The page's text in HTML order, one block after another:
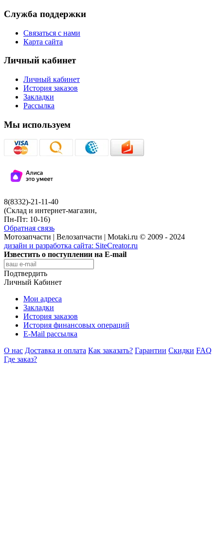
Служба поддержки
Связаться с нами
Карта сайта
Личный кабинет
Личный кабинет
История заказов
Закладки
Рассылка
Мы используем
8(8332)-21-11-40
(Склад и интернет-магазин,
Пн-Пт: 10-16)
Обратная связь
Мотозапчасти | Велозапчасти | Motaki.ru © 2009 - 2024
дизайн и разработка сайта: SiteCreator.ru
Известить о поступлении на E-mail
Подтвердить
Личный Кабинет
Мои адреса
Закладки
История заказов
История финансовых операций
E-Mail рассылка
О нас Доставка и оплата Как заказать? Гарантии Скидки FAQ
Где заказ?